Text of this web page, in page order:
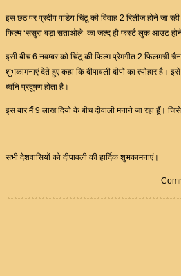
इस छठ पर प्रदीप पांडेय चिंटू की विवाह 2 रिलीज होने जा
फिल्म ‘ससुरा बड़ा सताओले’ का जल्द ही फर्स्ट लुक आउट
इसी बीच 6 नवम्बर को चिंटू की फिल्म प्रेमगीत 2 फिलमची
शुभकामनाएं देते हुए कहा कि दीपावली दीपों का त्योहार
ध्वनि प्रदूषण होता है।
इस बार मैं 9 लाख दियो के बीच दीवाली मनाने जा रहा हूँ।
सभी देशवासियों को दीपावली की हार्दिक शुभकामनाएं।